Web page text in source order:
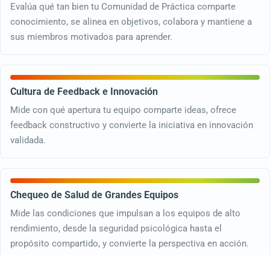
Evalúa qué tan bien tu Comunidad de Práctica comparte
conocimiento, se alinea en objetivos, colabora y mantiene a
sus miembros motivados para aprender.
Cultura de Feedback e Innovación
Mide con qué apertura tu equipo comparte ideas, ofrece
feedback constructivo y convierte la iniciativa en innovación
validada.
Chequeo de Salud de Grandes Equipos
Mide las condiciones que impulsan a los equipos de alto
rendimiento, desde la seguridad psicológica hasta el
propósito compartido, y convierte la perspectiva en acción.